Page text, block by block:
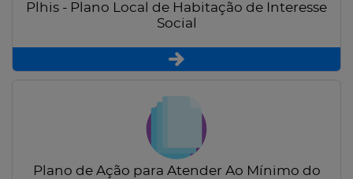
Plhis - Plano Local de Habitação de Interesse
Social
Plano de Ação para Atender Ao Mínimo do